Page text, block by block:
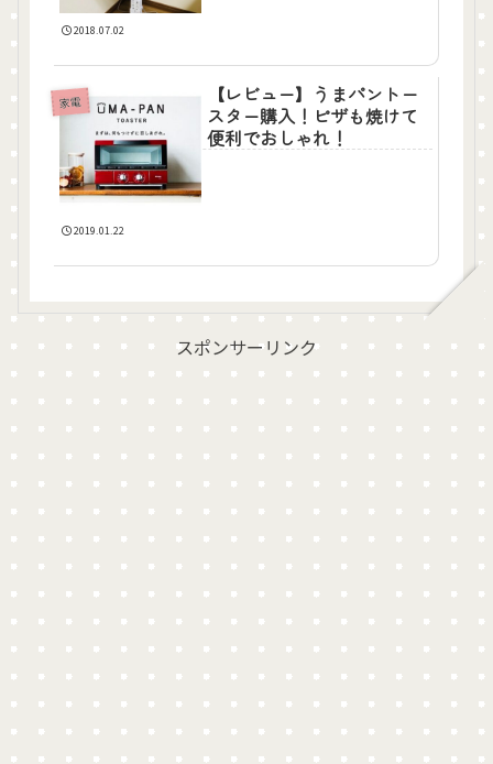
2018.07.02
家電
【レビュー】うまパントー
スター購入！ピザも焼けて
便利でおしゃれ！
2019.01.22
スポンサーリンク